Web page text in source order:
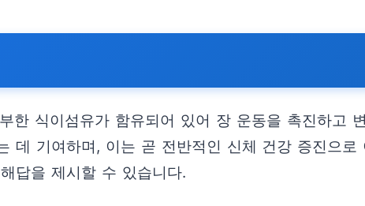
한 식이섬유가 함유되어 있어 장 운동을 촉진하고
데 기여하며, 이는 곧 전반적인 신체 건강 증진으
답을 제시할 수 있습니다.